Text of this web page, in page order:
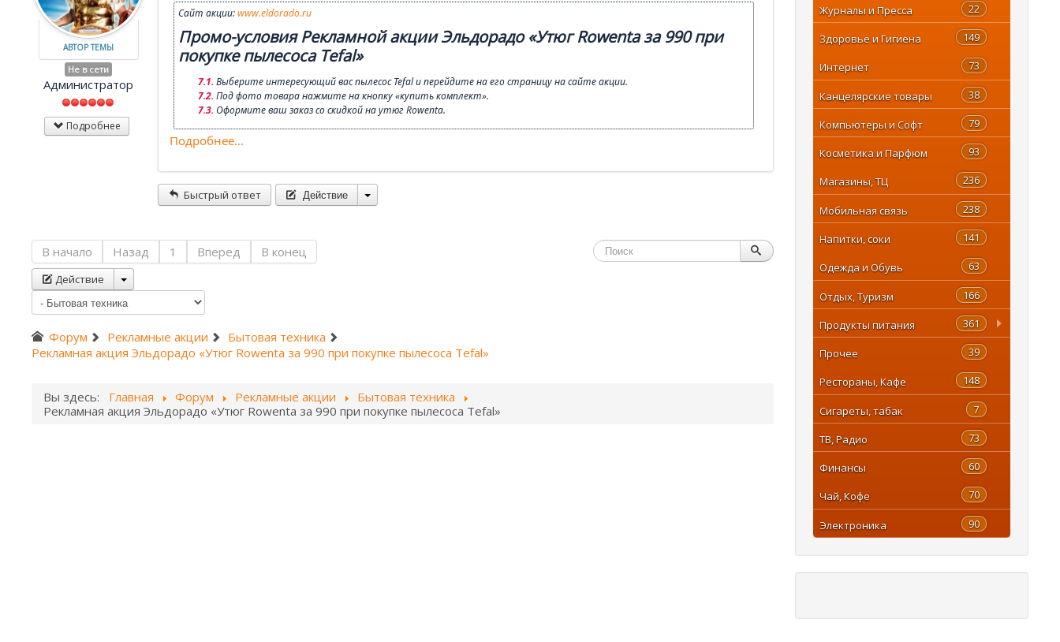
АВТОР ТЕМЫ
Не в сети
Администратор
Подробнее
Сайт акции:www.eldorado.ru
Промо-условия Рекламной акции Эльдорадо «Утюг Rowenta за 990 при
покупке пылесоса Tefal»
Выберите интересующий вас пылесос Tefal и перейдите на его страницу на сайте акции.
Под фото товара нажмите на кнопку «купить комплект».
Оформите ваш заказ со скидкой на утюг Rowenta.
Подробнее...
Быстрый ответ Действие
В начало Назад 1 Вперед В конец
Действие
Форум Рекламные акции
Бытовая техника
Рекламная акция Эльдорадо «Утюг Rowenta за 990 при покупке пылесоса Tefal»
Вы здесь: Главная Форум Рекламные акции
Бытовая техника
Рекламная акция Эльдорадо «Утюг Rowenta за 990 при покупке пылесоса Tefal»
22
Журналы и Пресса
149
Здоровье и Гигиена
73
Интернет
38
Канцелярские товары
79
Компьютеры и Софт
93
Косметика и Парфюм
236
Магазины, ТЦ
238
Мобильная связь
141
Напитки, соки
63
Одежда и Обувь
166
Отдых, Туризм
361
Продукты питания
39
Прочее
148
Рестораны, Кафе
7
Сигареты, табак
73
ТВ, Радио
60
Финансы
70
Чай, Кофе
90
Электроника